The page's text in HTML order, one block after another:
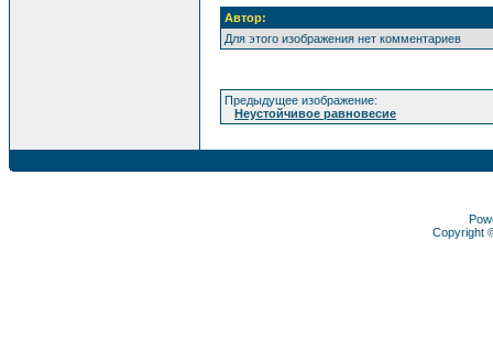
Автор:
Для этого изображения нет комментариев
Предыдущее изображение:
Неустойчивое равновесие
Copyright